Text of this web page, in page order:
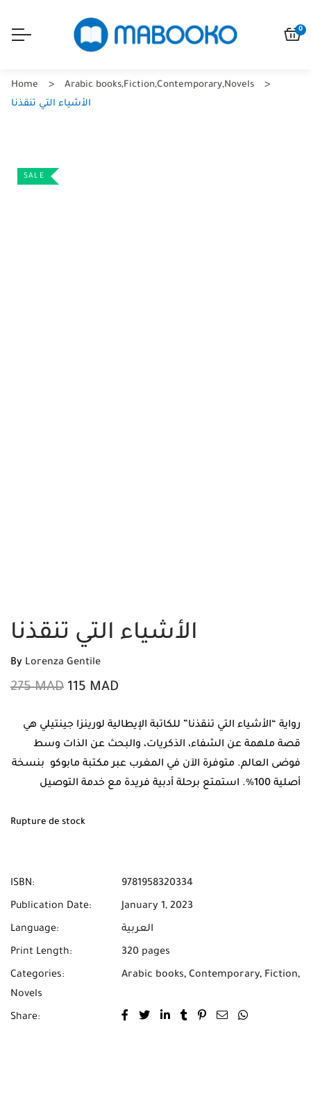
0
Home Arabic books,Fiction,Contemporary,Novels
الأشياء التي تنقذنا
SALE
الأشياء التي تنقذنا
By Lorenza Gentile
275MAD 115 MAD
رواية “الأشياء التي تنقذنا” للكاتبة الإيطالية لورينزا جينتيلي هي
قصة ملهمة عن الشفاء، الذكريات، والبحث عن الذات وسط
فوضى العالم. متوفرة الآن في المغرب عبر مكتبة مابوكو بنسخة
أصلية 100%. استمتع برحلة أدبية فريدة مع خدمة التوصيل
Rupture de stock
ISBN: 9781958320334
Publication Date: January 1, 2023
Language: العربية
Print Length: 320 pages
Categories: Arabic books, Contemporary, Fiction,
Novels
Share: